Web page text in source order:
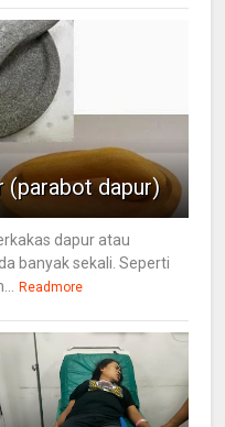
(parabot dapur)
dapur atau
banyak sekali. Seperti
Readmore